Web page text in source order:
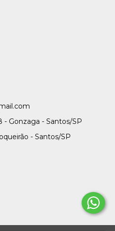
- Gonzaga - Santos/SP
- Santos/SP